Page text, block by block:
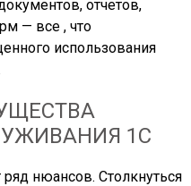
отчетов,
— все , что
использования
1С
нюансов. Столкнуться